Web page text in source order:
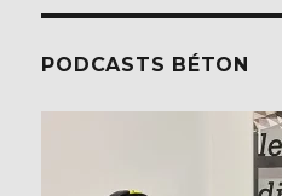
PODCASTS BÉTON